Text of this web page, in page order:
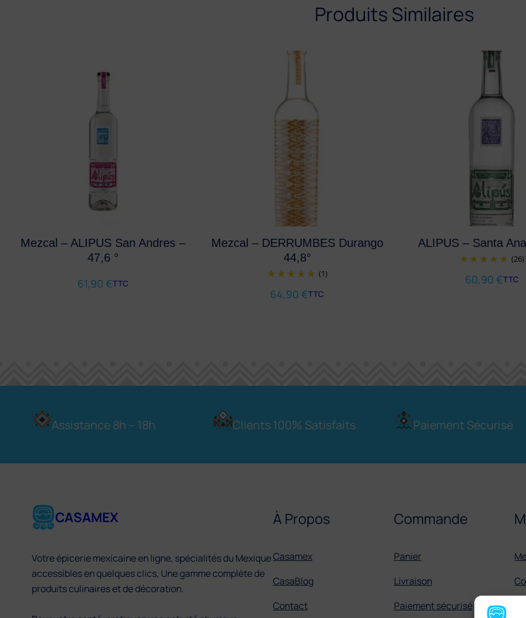
Produits Similaires
Mezcal – ALIPUS San Andres –
47,6 °
61,90 €TTC
Mezcal – DERRUMBES Durango
44,8°
(1)
64,90€TTC
ALIPUS – Santa
(26)
60,90 €TTC
Assistance 8h – 18h Clients 100% Satisfaits Paiement Sécurisé
CASAMEX
Votre épicerie mexicaine en ligne, spécialités du Mexique
accessibles en quelques clics, Une gamme complète de
produits culinaires et de décoration.
À Propos
Casamex
CasaBlog
Contact
Commande
Panier
Livraison
Paiement sécurisé